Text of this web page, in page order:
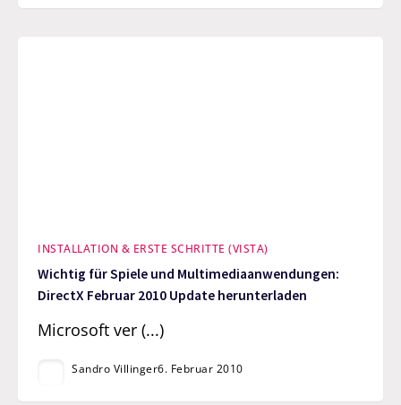
INSTALLATION & ERSTE SCHRITTE (VISTA)
Wichtig für Spiele und Multimediaanwendungen:
DirectX Februar 2010 Update herunterladen
Microsoft ver (...)
Sandro Villinger6. Februar 2010